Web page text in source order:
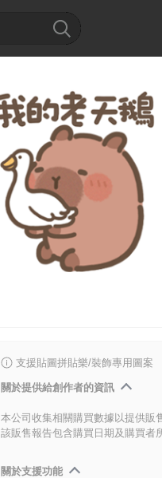
支援貼圖拼貼樂/裝飾專用圖案
關於提供給創作者的資訊
本公司收集相關購買數據以提供販
該販售報告包含購買日期及購買者
關於支援功能